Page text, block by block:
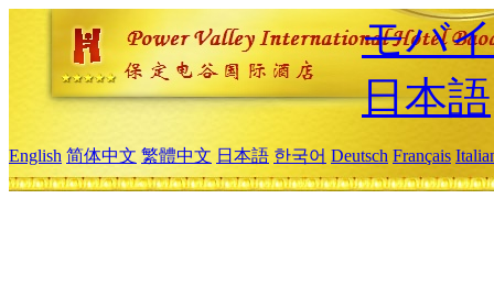
モバ
日本語
English 简体中文 繁體中文 日本語 한국어 Deutsch Français